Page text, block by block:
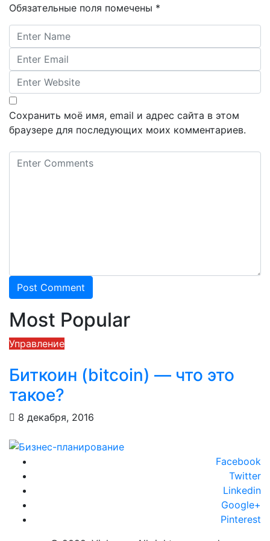
Обязательные поля помечены *
Сохранить моё имя, email и адрес сайта в этом
браузере для последующих моих комментариев.
Most Popular
Управление
Биткоин (bitcoin) — что это
такое?
8 декабря, 2016
Facebook
Twitter
Linkedin
Google+
Pinterest